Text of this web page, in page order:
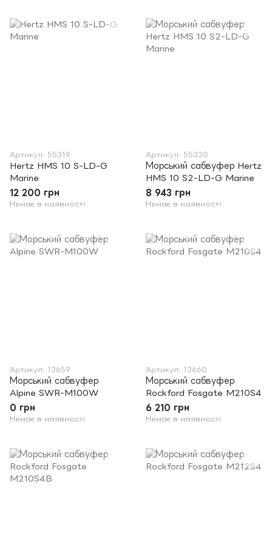
Артикул: 55319
Hertz HMS 10 S-LD-G
Marine
12 200 грн
Немає в наявності
Артикул: 55320
Морський сабвуфер Hertz
HMS 10 S2-LD-G Marine
8 943 грн
Немає в наявності
Артикул: 13659
Морський сабвуфер
Alpine SWR-M100W
0 грн
Немає в наявності
Артикул: 13660
Морський сабвуфер
Rockford Fosgate M210S4
6 210 грн
Немає в наявності